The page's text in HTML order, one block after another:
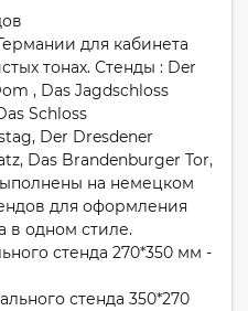
для кабинета
тонах. Стенды : Der
, Das Jagdschloss
Schloss
Der Dresdener
Das Brandenburger Tor,
на немецком
для оформления
в одном стиле.
стенда 270*350 мм -
стенда 350*270